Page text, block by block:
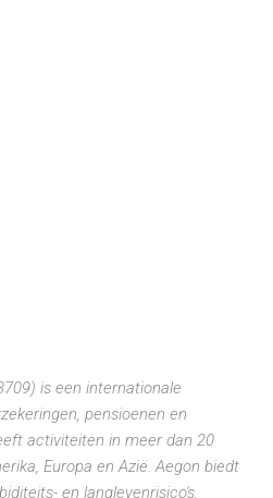
is een internationale
pensioenen en
activiteiten in meer dan 20
Europa en Azië. Aegon biedt
en langlevenrisico's,